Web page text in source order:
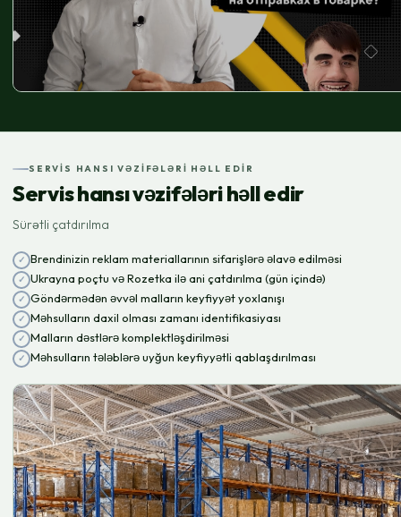
SERVIS HANSI VƏZIFƏLƏRI HƏLL EDIR
Servis hansı vəzifələri həll edir
Sürətli çatdırılma
Brendinizin reklam materiallarının sifarişlərə əlavə edilməsi
Ukrayna poçtu və Rozetka ilə ani çatdırılma (gün içində)
Göndərmədən əvvəl malların keyfiyyət yoxlanışı
Məhsulların daxil olması zamanı identifikasiyası
Malların dəstlərə komplektləşdirilməsi
Məhsulların tələblərə uyğun keyfiyyətli qablaşdırılması